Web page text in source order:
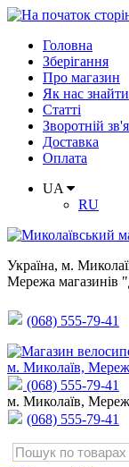
Головна
Зберігання
Про магазин
Як нас знайти
Статті
Зворотній
Доставка
Оплата
UA
RU
Україна, м.
Мережа магазинів
(068) 555-79-41
м. Миколаїв,
(068) 555-79-41
м. Миколаїв,
(068) 555-79-41